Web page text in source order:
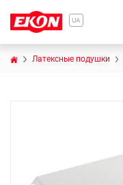
UA
Латексные подушки